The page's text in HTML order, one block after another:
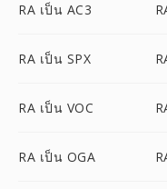
RA เป็น AC3
RA เป็น SPX
RA เป็น VOC
RA เป็น OGA